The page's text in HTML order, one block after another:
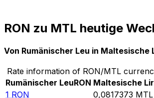
RON zu MTL heutige
Von Rumänischer Leu in Maltesische
Rate information of RON/MTL
Rumänischer LeuRON Maltesische
1 RON 0,0817373 MTL